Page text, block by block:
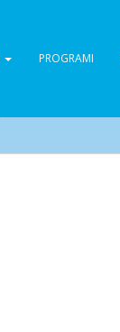
PROGRAMI